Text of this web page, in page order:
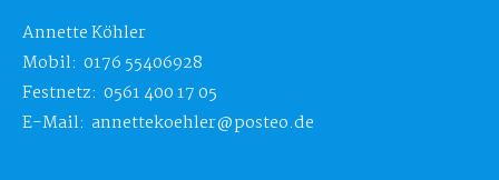
Annette Köhler
Mobil: 0176 55406928
Festnetz: 0561 400 17 05
E-Mail: annettekoehler@posteo.de